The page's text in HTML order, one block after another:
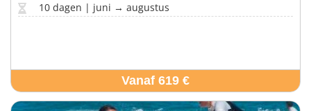
10 dagen | juni → augustus
Vanaf 619 €